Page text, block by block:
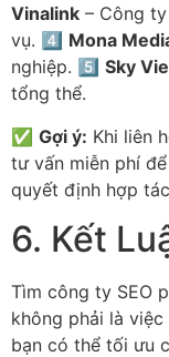
Vinalink – Công
vụ. 4️⃣ Mona
nghiệp. 5️⃣ Sky
tổng thể.
✅ Gợi ý: Khi liên
tư vấn miễn phí
quyết định hợp
6. Kết
Tìm công ty SEO
không phải là
bạn có thể tối ưu